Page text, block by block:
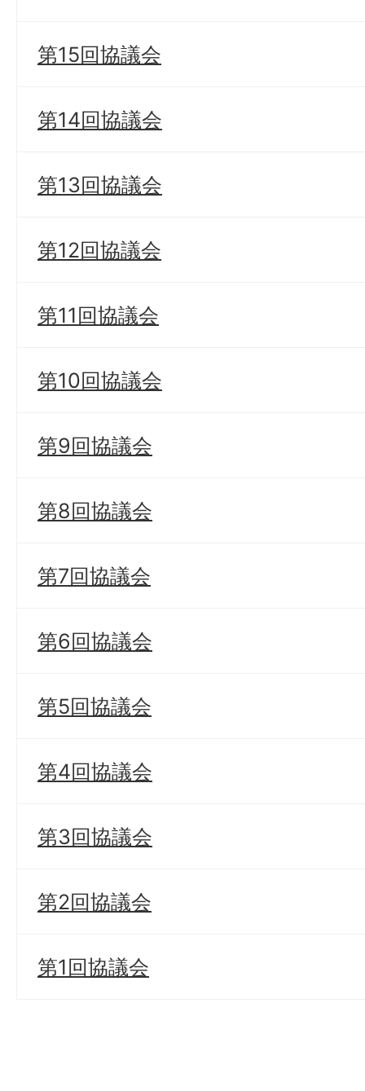
第15回協議会
第14回協議会
第13回協議会
第12回協議会
第11回協議会
第10回協議会
第9回協議会
第8回協議会
第7回協議会
第6回協議会
第5回協議会
第4回協議会
第3回協議会
第2回協議会
第1回協議会